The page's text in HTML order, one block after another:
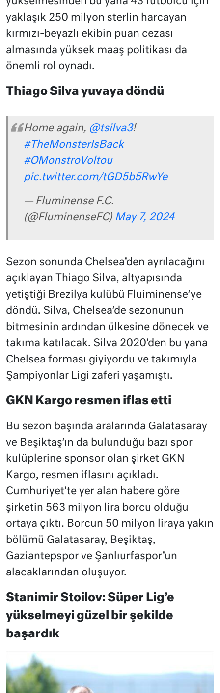
yaklaşık 250 milyon sterlin harcayan
kırmızı-beyazlı ekibin puan cezası
almasında yüksek maaş politikası da
önemli rol oynadı.
Thiago Silva yuvaya döndü
Home again, @tsilva3!
#TheMonsterIsBack
#OMonstroVoltou
pic.twitter.com/tGD5b5RwYe
— Fluminense F.C.
(@FluminenseFC) May 7, 2024
Sezon sonunda Chelsea’den ayrılacağını
açıklayan Thiago Silva, altyapısında
yetiştiği Brezilya kulübü Fluiminense’ye
döndü. Silva, Chelsea’de sezonunun
bitmesinin ardından ülkesine dönecek ve
takıma katılacak. Silva 2020’den bu yana
Chelsea forması giyiyordu ve takımıyla
Şampiyonlar Ligi zaferi yaşamıştı.
GKN Kargo resmen iflas etti
Bu sezon başında aralarında Galatasaray
ve Beşiktaş’ın da bulunduğu bazı spor
kulüplerine sponsor olan şirket GKN
Kargo, resmen iflasını açıkladı.
Cumhuriyet’te yer alan habere göre
şirketin 563 milyon lira borcu olduğu
ortaya çıktı. Borcun 50 milyon liraya yakın
bölümü Galatasaray, Beşiktaş,
Gaziantepspor ve Şanlıurfaspor’un
alacaklarından oluşuyor.
Stanimir Stoilov: Süper Lig’e
yükselmeyi güzel bir şekilde
başardık